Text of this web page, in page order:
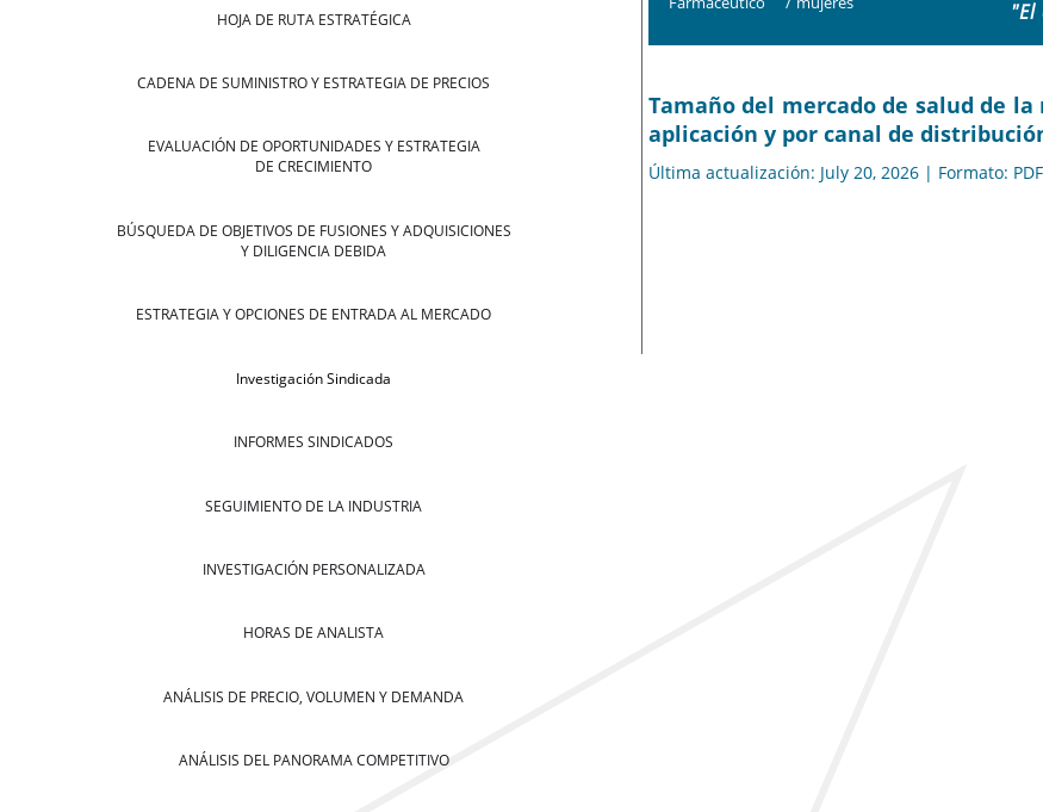
HOJA DE RUTA ESTRATÉGICA
CADENA DE SUMINISTRO Y ESTRATEGIA DE PRECIOS
EVALUACIÓN DE OPORTUNIDADES Y ESTRATEGIA
DE CRECIMIENTO
BÚSQUEDA DE OBJETIVOS DE FUSIONES Y ADQUISICIONES
Y DILIGENCIA DEBIDA
ESTRATEGIA Y OPCIONES DE ENTRADA AL MERCADO
Investigación Sindicada
INFORMES SINDICADOS
SEGUIMIENTO DE LA INDUSTRIA
INVESTIGACIÓN PERSONALIZADA
HORAS DE ANALISTA
ANÁLISIS DE PRECIO, VOLUMEN Y DEMANDA
ANÁLISIS DEL PANORAMA COMPETITIVO
"El
Tamaño del mercado de salud de
aplicación y por canal de
Última actualización: July 20, 2026 | Formato: